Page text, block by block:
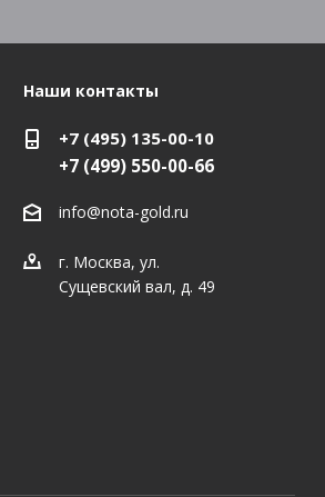
Наши контакты
+7 (495) 135-00-10
+7 (499) 550-00-66
info@nota-gold.ru
г. Москва, ул.
Сущевский вал, д. 49